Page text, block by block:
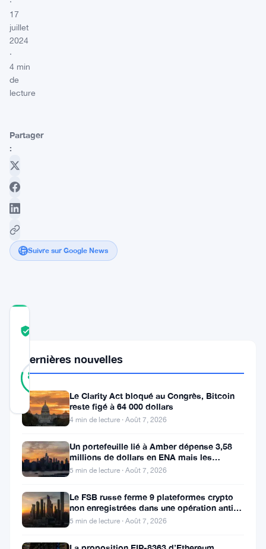
17
juillet
2024
·
4 min
de
lecture
Partager
:
Suivre sur Google News
80
46
votes
Mis à jour 2 ans il y a
STX)
suscité
l’attention
avec
une
Dernières nouvelles
Le Clarity Act bloqué au Congrès, Bitcoin
reste figé à 64 000 dollars
4 min de lecture · Août 7, 2026
Un portefeuille lié à Amber dépense 3,58
millions de dollars en ENA mais les
acheteurs ne suivent pas
5 min de lecture · Août 7, 2026
Le FSB russe ferme 9 plateformes crypto
non enregistrées dans une opération anti-
fraude à Moscou
5 min de lecture · Août 7, 2026